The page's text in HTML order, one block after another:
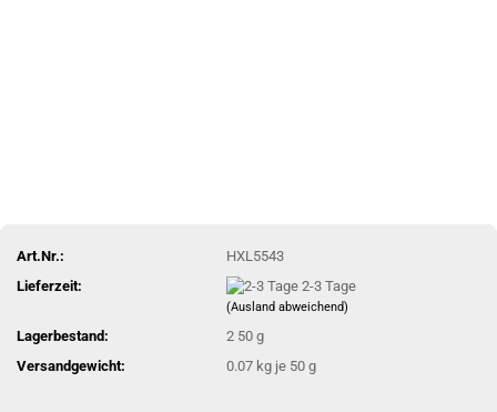
Art.Nr.:
HXL5543
Lieferzeit:
2-3 Tage
(Ausland abweichend)
Lagerbestand: 2 50 g
Versandgewicht:
0.07 kg je 50 g